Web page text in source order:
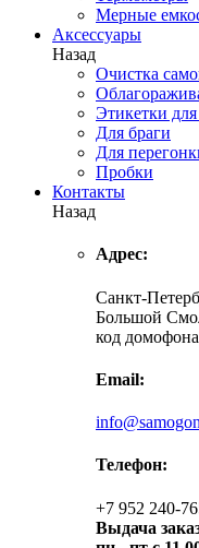
Мерные
Аксессуары
Назад
Очистка
Этикетки
Для браги
Для
Пробки
Контакты
Назад
Адрес:
Санкт-
Большой
код
Email:
Телефон:
+7 952 240-
Выдача